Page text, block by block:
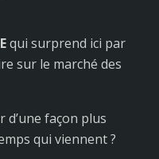
qui surprend ici par
sur le marché des
d’une façon plus
qui viennent ?